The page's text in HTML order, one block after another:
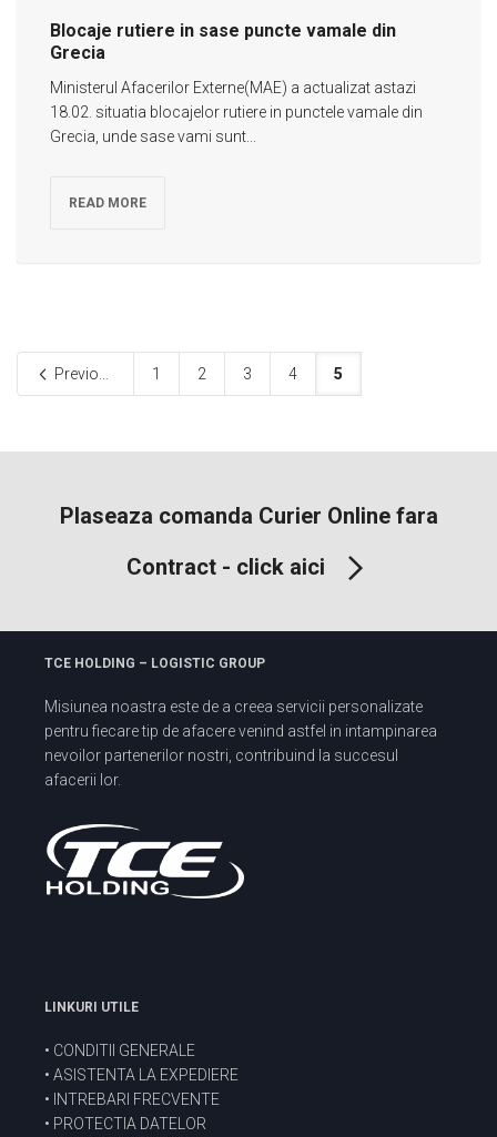
Blocaje rutiere in sase puncte vamale din
Grecia
Ministerul Afacerilor Externe(MAE) a actualizat astazi
18.02. situatia blocajelor rutiere in punctele vamale din
Grecia, unde sase vami sunt...
READ MORE
Previous 1 2 3 4 5
Plaseaza comanda Curier Online fara
Contract - click aici
TCE HOLDING – LOGISTIC GROUP
Misiunea noastra este de a creea servicii personalizate
pentru fiecare tip de afacere venind astfel in intampinarea
nevoilor partenerilor nostri, contribuind la succesul
afacerii lor.
LINKURI UTILE
• CONDITII GENERALE
• ASISTENTA LA EXPEDIERE
• INTREBARI FRECVENTE
• PROTECTIA DATELOR